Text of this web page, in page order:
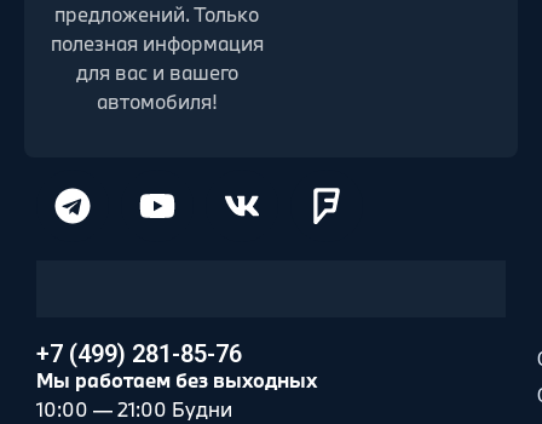
предложений. Только
полезная информация
для вас и вашего
автомобиля!
+7 (499) 281-85-76
Мы работаем без выходных
10:00 — 21:00 Будни